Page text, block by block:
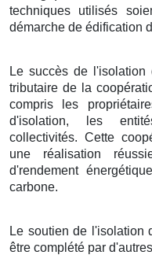
techniques utilisés
démarche de édification
Le succès de
tributaire de la
compris les
d'isolation, les
collectivités. Cette
une réalisation
d'rendement
carbone.
Le soutien de l'isolation
être complété par